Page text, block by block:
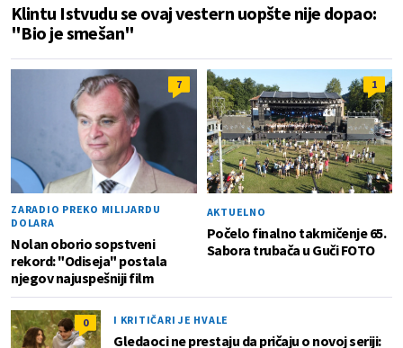
Klintu Istvudu se ovaj vestern uopšte nije dopao:
"Bio je smešan"
7
ZARADIO PREKO MILIJARDU
DOLARA
Nolan oborio sopstveni
rekord: "Odiseja" postala
njegov najuspešniji film
1
AKTUELNO
Počelo finalno takmičenje 65.
Sabora trubača u Guči FOTO
0 I KRITIČARI JE HVALE
Gledaoci ne prestaju da pričaju o novoj seriji: